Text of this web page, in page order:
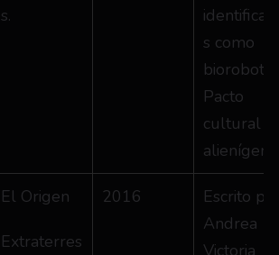
s.
s como
biorobots.
Pacto
cultural
alienígena.
El Origen
Extraterres
2016
Escrito
Andrea
Victoria